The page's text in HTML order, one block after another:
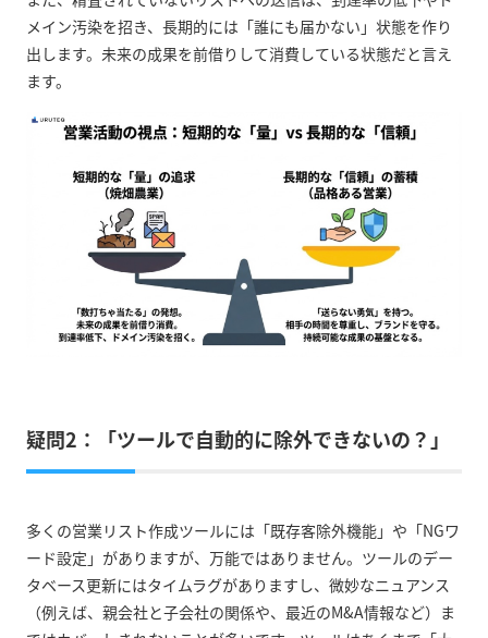
メイン汚染を招き、長期的には「誰にも届かない」状態を作り
出します。未来の成果を前借りして消費している状態だと言え
ます。
疑問2：「ツールで自動的に除外できないの？」
多くの営業リスト作成ツールには「既存客除外機能」や「NGワ
ード設定」がありますが、万能ではありません。ツールのデー
タベース更新にはタイムラグがありますし、微妙なニュアンス
（例えば、親会社と子会社の関係や、最近のM&A情報など）ま